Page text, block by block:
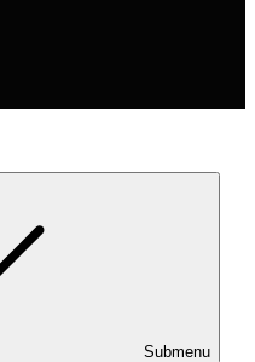
Submenu